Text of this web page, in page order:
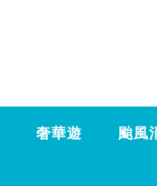
奢華遊 颱風